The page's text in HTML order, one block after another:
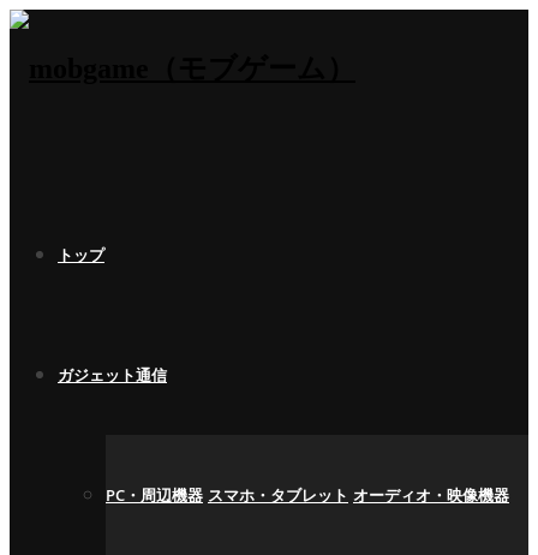
トップ
ガジェット通信
PC・周辺機器 スマホ・タブレット オーディオ・映像機器